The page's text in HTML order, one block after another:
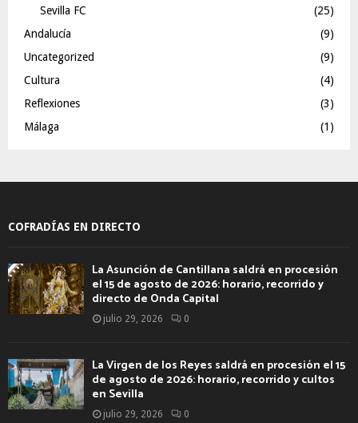
Sevilla FC
(25)
Andalucía
(9)
Uncategorized
(9)
Cultura
(4)
Reflexiones
(3)
Málaga
(1)
COFRADÍAS EN DIRECTO
La Asunción de Cantillana saldrá en procesión
el 15 de agosto de 2026: horario, recorrido y
directo de Onda Capital
julio 29, 2026 0
La Virgen de los Reyes saldrá en procesión el 15
de agosto de 2026: horario, recorrido y cultos
en Sevilla
julio 29, 2026 0